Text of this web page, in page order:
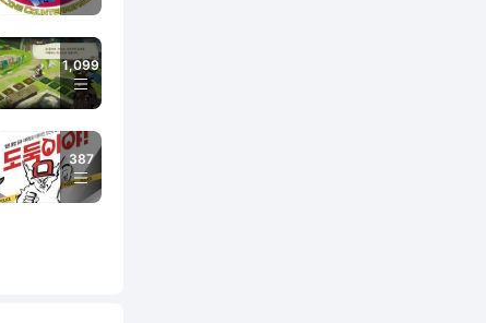
1,099
387